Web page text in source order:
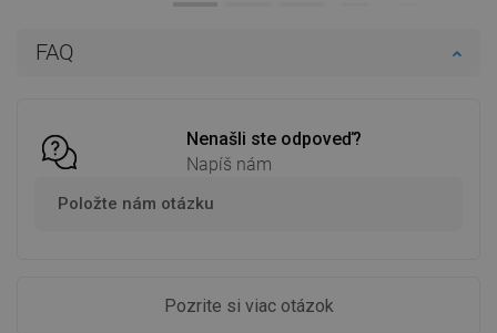
FAQ
Nenašli ste odpoveď?
Napíš nám
Položte nám otázku
Pozrite si viac otázok